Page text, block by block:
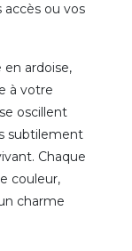
ou vos
en ardoise,
à votre
oscillent
subtilement
Chaque
couleur,
charme